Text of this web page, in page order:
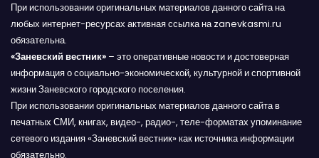
При использовании оригинальных материалов данного сайта на
любых интернет-ресурсах активная ссылка на zanevkasmi.ru
обязательна.
«Заневский вестник» – это оперативные новости и достоверная
информация о социально-экономической, культурной и спортивной
жизни Заневского городского поселения.
При использовании оригинальных материалов данного сайта в
печатных СМИ, книгах, видео-, радио-, теле-форматах упоминание
сетевого издания «Заневский вестник» как источника информации
обязательно.